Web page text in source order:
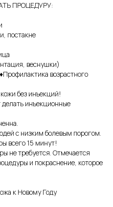
ПРОЦЕДУРУ:
постакне
веснушки)
возрастного
без инъекций!
инъекционные
с низким болевым порогом.
всего 15 минут!
не требуется. Отмечается
и покраснение, которое
к Новому Году